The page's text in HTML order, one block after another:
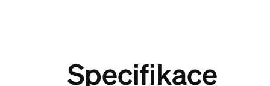
Specifikace